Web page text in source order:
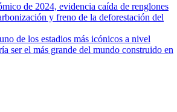
de 2024, evidencia caída de renglones
y freno de la deforestación del
de los estadios más icónicos a nivel
ser el más grande del mundo construido en